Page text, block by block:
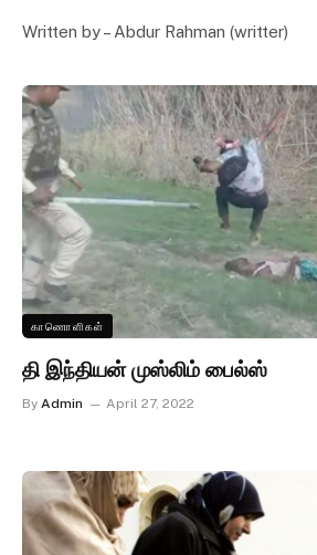
Written by – Abdur Rahman (writter)
காணொளிகள்
தி இந்தியன் முஸ்லிம் பைல்ஸ்
By Admin April 27, 2022